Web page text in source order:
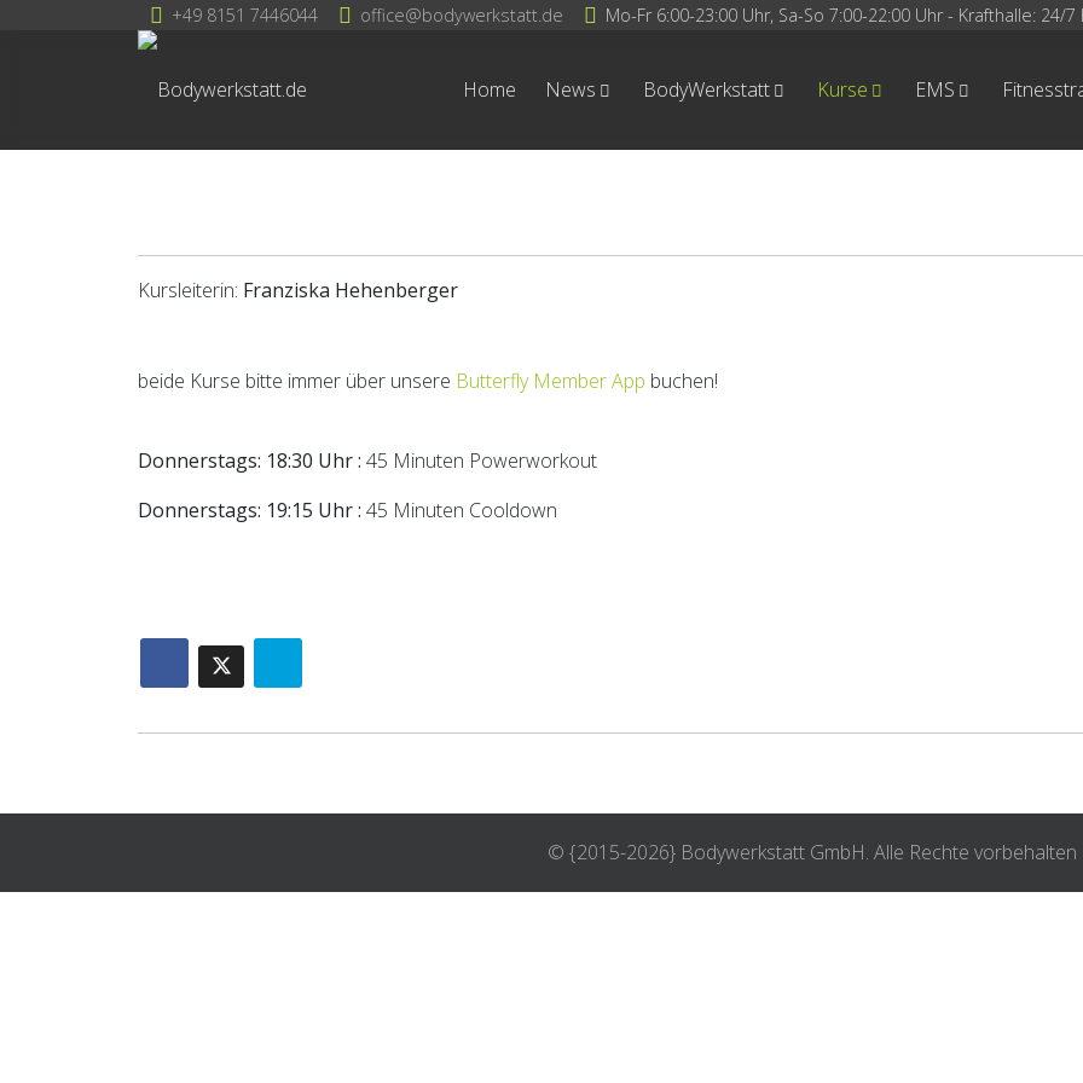
+49 8151 7446044 office@bodywerkstatt.de Mo-Fr 6:00-23:00 Uhr, Sa-So 7:00-22:00 Uhr - Krafthalle: 24/7
Home News BodyWerkstatt Kurse EMS
Kursleiterin: Franziska Hehenberger
beide Kurse bitte immer über unsere Butterfly Member App buchen!
Donnerstags: 18:30 Uhr : 45 Minuten Powerworkout
Donnerstags: 19:15 Uhr : 45 Minuten Cooldown
© {2015-2026} Bodywerkstatt GmbH. Alle Rechte vorbehalten